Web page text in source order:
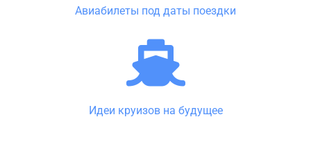
Авиабилеты под даты поездки
Идеи круизов на будущее